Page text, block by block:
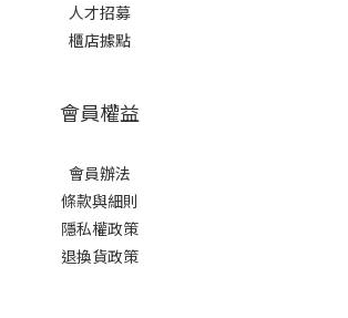
人才招募
櫃店據點
會員權益
會員辦法
條款與細則
隱私權政策
退換貨政策